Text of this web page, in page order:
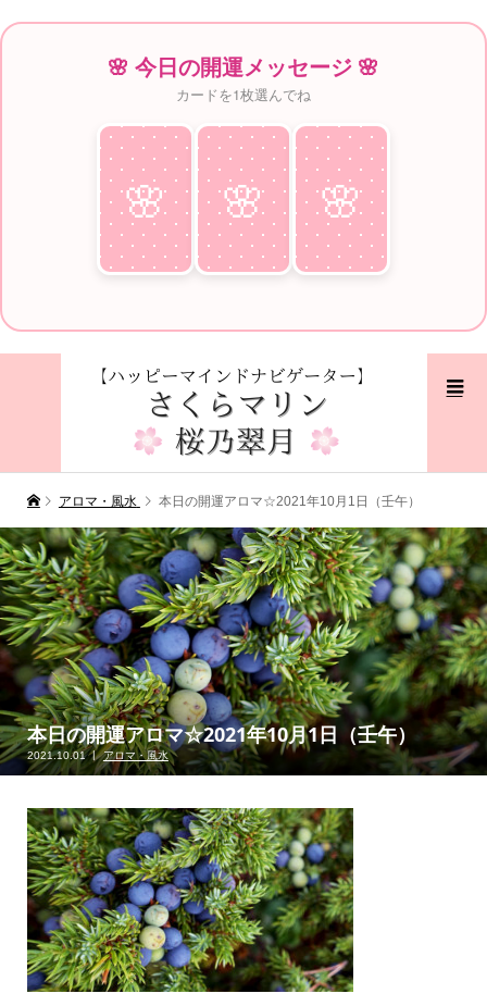
🌸 今日の開運メッセージ 🌸
カードを1枚選んでね
🌸
♥ 🌸
♥ 🌸
♥
アロマ・風水 本日の開運アロマ☆2021年10月1日（壬午）
本日の開運アロマ☆2021年10月1日（壬午）
2021.10.01 アロマ・風水